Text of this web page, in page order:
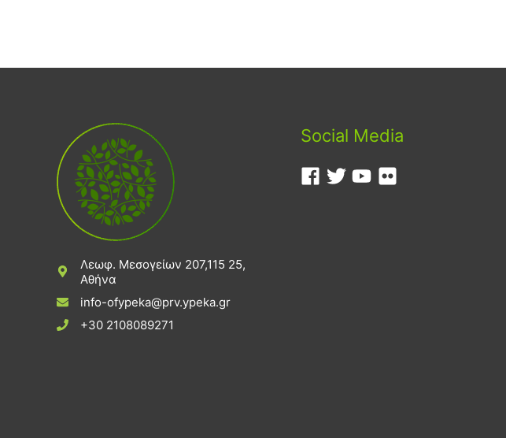
Λεωφ. Μεσογείων 207,115 25,
Αθήνα
info-ofypeka@prv.ypeka.gr
+30 2108089271
Social Media